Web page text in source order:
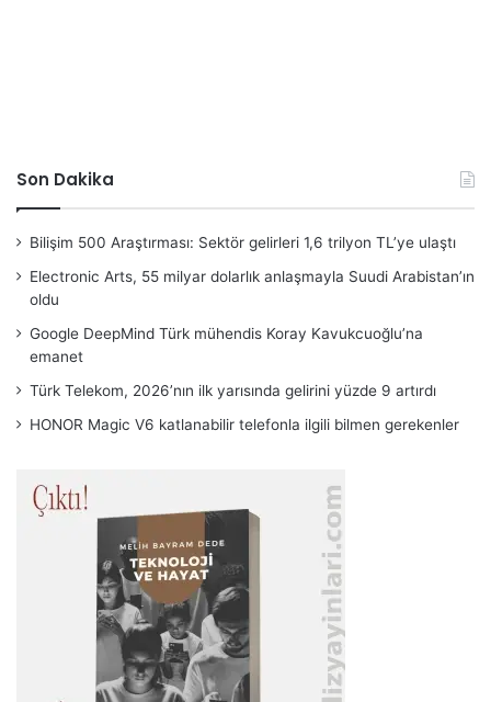
Son Dakika
Bilişim 500 Araştırması: Sektör gelirleri 1,6 trilyon TL’ye ulaştı
Electronic Arts, 55 milyar dolarlık anlaşmayla Suudi Arabistan’ın
oldu
Google DeepMind Türk mühendis Koray Kavukcuoğlu’na
emanet
Türk Telekom, 2026’nın ilk yarısında gelirini yüzde 9 artırdı
HONOR Magic V6 katlanabilir telefonla ilgili bilmen gerekenler